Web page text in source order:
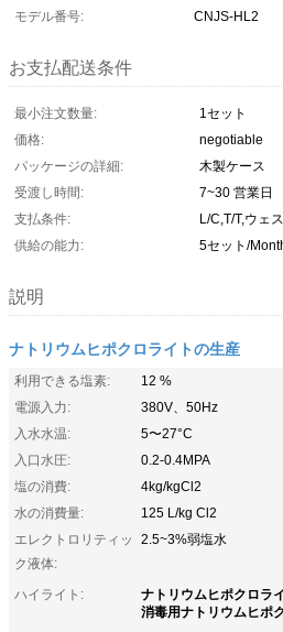
モデル番号:
CNJS-HL2
お支払配送条件
最小注文数量:
1セット
価格:
negotiable
パッケージの詳細:
木製ケース
受渡し時間:
7~30 営業日
支払条件:
L/C,T/T,ウェ
供給の能力:
5セット/
説明
ナトリウムヒポクロライトの生産
利用できる塩素:
12 %
電源入力:
380V、50Hz
入水水温:
5〜27°C
入口水圧:
0.2-0.4MPA
塩の消費:
4kg/kgCl2
水の消費量:
125 L/kg Cl2
エレクトロリティッ
ク液体:
2.5~3%弱塩水
ハイライト: ナトリウムヒポクロラ
消毒用ナトリウムヒポ